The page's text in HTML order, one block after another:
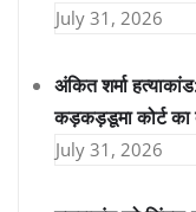
July 31, 2026
अंकित शर्मा
कड़कड़डूमा कोर्ट
July 31, 2026